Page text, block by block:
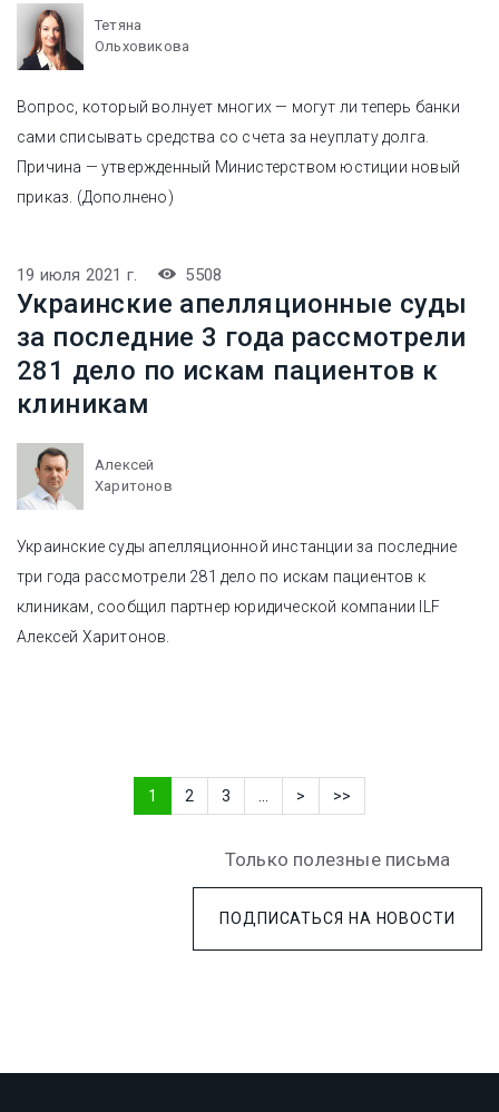
Тетяна
Ольховикова
Вопрос, который волнует многих — могут ли теперь банки
сами списывать средства со счета за неуплату долга.
Причина — утвержденный Министерством юстиции новый
приказ. (Дополнено)
19 июля 2021 г. 5508
Украинские апелляционные суды
за последние 3 года рассмотрели
281 дело по искам пациентов к
клиникам
Алексей
Харитонов
Украинские суды апелляционной инстанции за последние
три года рассмотрели 281 дело по искам пациентов к
клиникам, сообщил партнер юридической компании ILF
Алексей Харитонов.
1 2 3 > >>
Только полезные письма
ПОДПИСАТЬСЯ НА НОВОСТИ